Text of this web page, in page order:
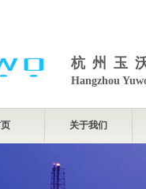
杭州玉
Hangzhou
关于我们